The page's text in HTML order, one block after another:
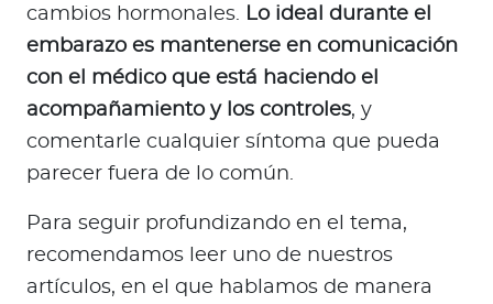
cambios hormonales. Lo ideal durante el
embarazo es mantenerse en comunicación
con el médico que está haciendo el
acompañamiento y los controles, y
comentarle cualquier síntoma que pueda
parecer fuera de lo común.
Para seguir profundizando en el tema,
recomendamos leer uno de nuestros
artículos, en el que hablamos de manera